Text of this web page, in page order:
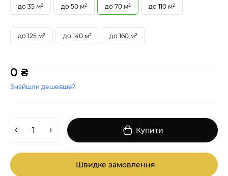
до 35 м² до 50 м² до 70 м² до 110 м²
до 125 м² до 140 м² до 160 м²
0 ₴
Знайшли дешевше?
Купити
Швидке замовлення